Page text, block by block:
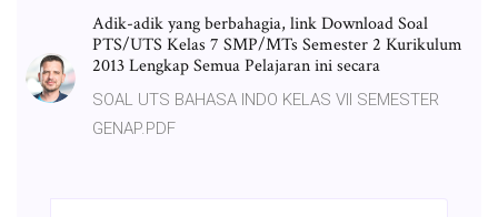
Adik-adik yang berbahagia, link Download Soal
PTS/UTS Kelas 7 SMP/MTs Semester 2 Kurikulum
2013 Lengkap Semua Pelajaran ini secara
SOAL UTS BAHASA INDO KELAS VII SEMESTER
GENAP.PDF